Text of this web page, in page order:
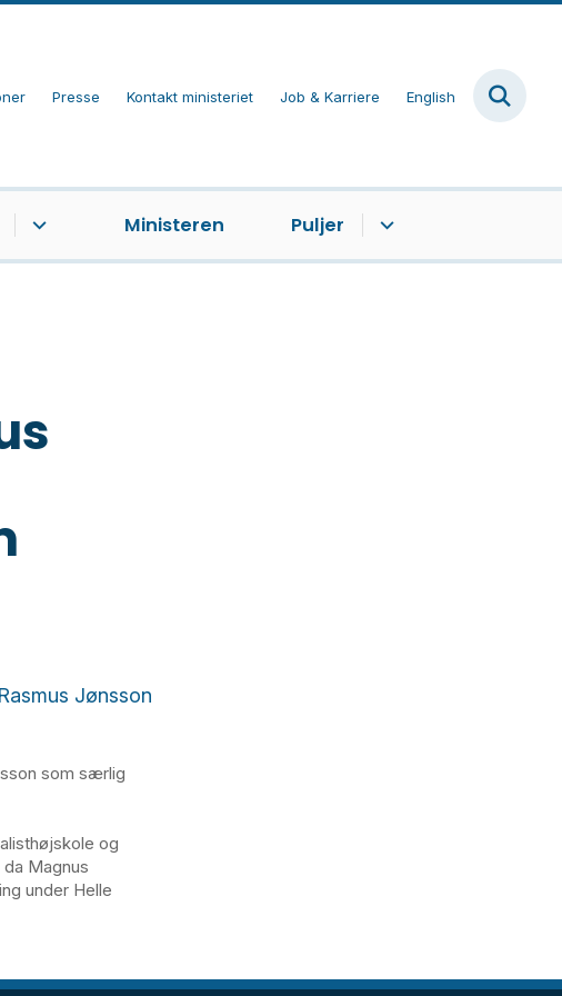
Presse Kontakt ministeriet Job & Karriere English
Ministeren Puljer
Jønsson
som særlig
og
Magnus
under Helle